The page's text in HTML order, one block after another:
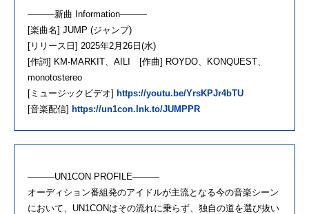
———新曲 Information———
[楽曲名] JUMP (ジャンプ)
[リリース日] 2025年2月26日(水)
[作詞] KM-MARKIT、AILI [作曲] ROYDO、KONQUEST、
monotostereo
[ミュージックビデオ] https://youtu.be/YrsKPJr4bTU
[音楽配信] https://un1con.lnk.to/JUMPPR
———UN1CON PROFILE———
オーディション番組発のアイドルが主流となる今の音楽シーン
において、UN1CONはその流れに乗らず、独自の道を選び抜い